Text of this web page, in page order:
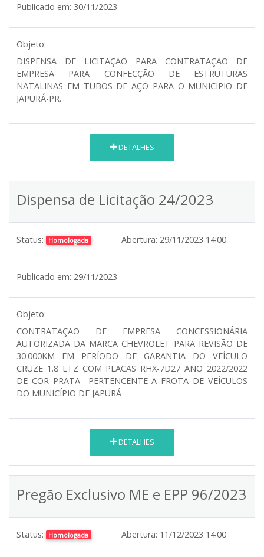
Publicado em: 30/11/2023
Objeto:
DISPENSA DE LICITAÇÃO PARA CONTRATAÇÃO DE
EMPRESA PARA CONFECÇÃO DE ESTRUTURAS
NATALINAS EM TUBOS DE AÇO PARA O MUNICIPIO DE
JAPURÁ-PR.
DETALHES
Dispensa de Licitação 24/2023
Status: Homologada Abertura: 29/11/2023 14:00
Publicado em: 29/11/2023
Objeto:
CONTRATAÇÃO DE EMPRESA CONCESSIONÁRIA
AUTORIZADA DA MARCA CHEVROLET PARA REVISÃO DE
30.000KM EM PERÍODO DE GARANTIA DO VEÍCULO
CRUZE 1.8 LTZ COM PLACAS RHX-7D27 ANO 2022/2022
DE COR PRATA PERTENCENTE A FROTA DE VEÍCULOS
DO MUNICÍPIO DE JAPURÁ
DETALHES
Pregão Exclusivo ME e EPP 96/2023
Status: Homologada Abertura: 11/12/2023 14:00